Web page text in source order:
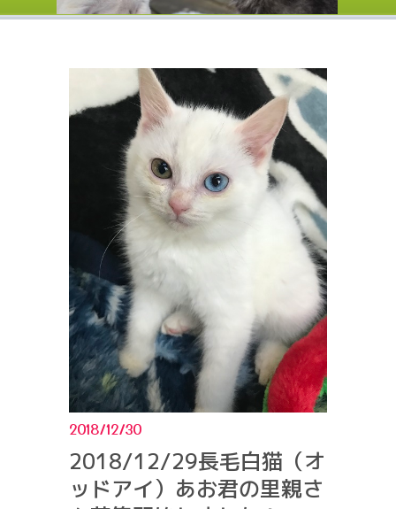
2018/12/30
2018/12/29長毛白猫（オ
ッドアイ）あお君の里親さ